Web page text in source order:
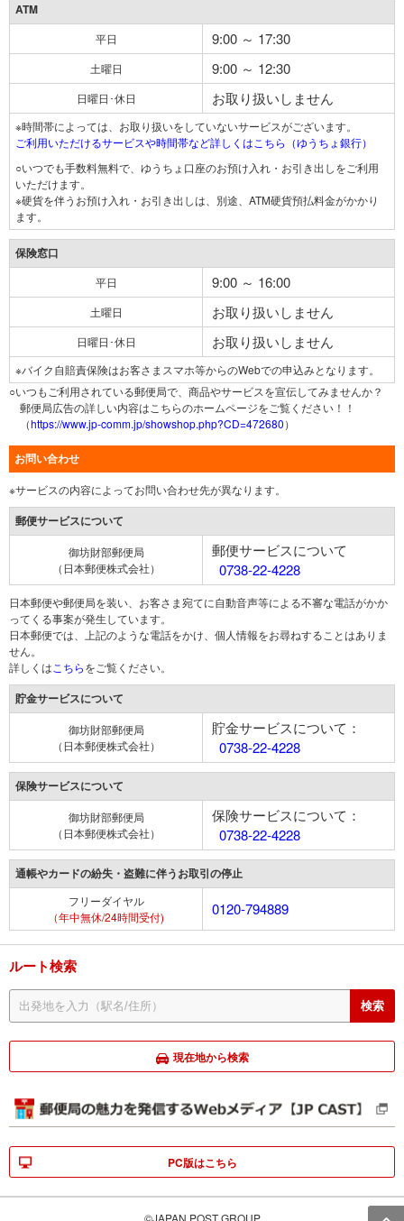
ATM
平日 9:00 ～ 17:30
土曜日 9:00 ～ 12:30
日曜日･休日 お取り扱いしません
※時間帯によっては、お取り扱いをしていないサービスがございます。
ご利用いただけるサービスや時間帯など詳しくはこちら（ゆうちょ銀行）
○いつでも手数料無料で、ゆうちょ口座のお預け入れ・お引き出しをご利用
いただけます。
※硬貨を伴うお預け入れ・お引き出しは、別途、ATM硬貨預払料金がかかり
ます。
保険窓口
平日 9:00 ～ 16:00
土曜日 お取り扱いしません
日曜日･休日 お取り扱いしません
※バイク自賠責保険はお客さまスマホ等からのWebでの申込みとなります。
○いつもご利用されている郵便局で、商品やサービスを宣伝してみませんか？
郵便局広告の詳しい内容はこちらのホームページをご覧ください！！
（https://www.jp-comm.jp/showshop.php?CD=472680）
お問い合わせ
※サービスの内容によってお問い合わせ先が異なります。
郵便サービスについて
御坊財部郵便局
（日本郵便株式会社）
郵便サービスについて
0738-22-4228
日本郵便や郵便局を装い、お客さま宛てに自動音声等による不審な電話がかか
ってくる事案が発生しています。
日本郵便では、上記のような電話をかけ、個人情報をお尋ねすることはありま
せん。
詳しくは こちらをご覧ください。
貯金サービスについて
御坊財部郵便局
（日本郵便株式会社）
貯金サービスについて：
0738-22-4228
保険サービスについて
御坊財部郵便局
（日本郵便株式会社）
保険サービスについて：
0738-22-4228
通帳やカードの紛失・盗難に伴うお取引の停止
フリーダイヤル
（年中無休/24時間受付)
0120-794889
ルート検索
現在地から検索
PC版はこちら